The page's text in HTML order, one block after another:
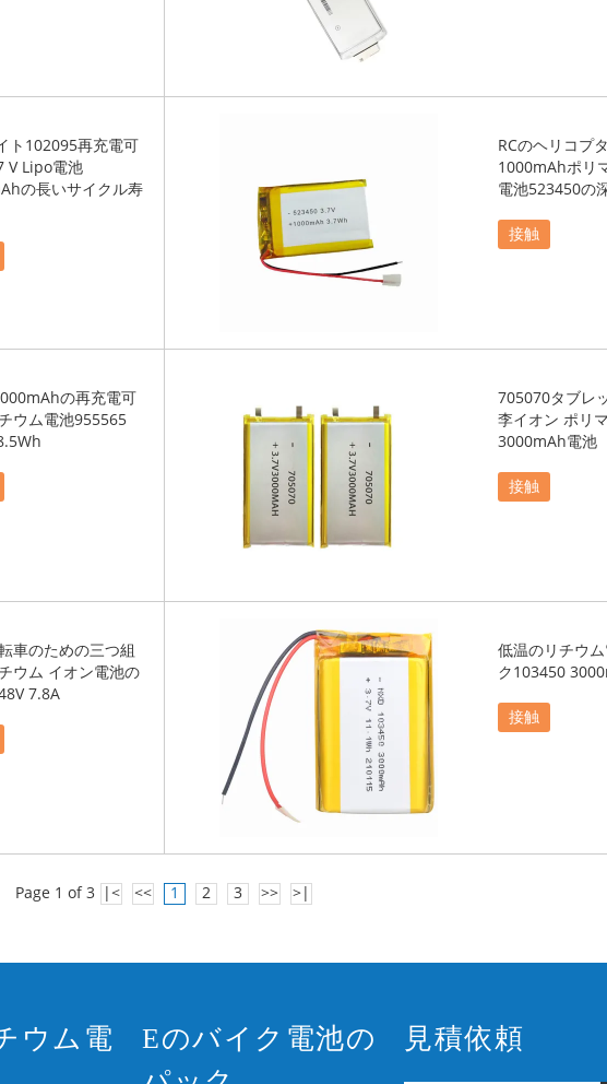
ト102095再充電可
V Lipo電池
の長いサイクル寿
RCのヘリコプ
1000mAhポリ
電池523450の
接触
の再充電可
ウム電池955565
705070タブレ
李イオン ポリ
3000mAh電池
接触
車のための三つ組
ウム イオン電池の
7.8A
低温のリチウ
ク103450
接触
Page 1 of 3 |< << 1 2 3 >> >|
ウム電
Eのバイク電池の
見積依頼